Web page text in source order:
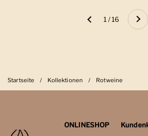
Zurück 1 / 16 Weiter
Startseite / Kollektionen / Rotweine
ONLINESHOP